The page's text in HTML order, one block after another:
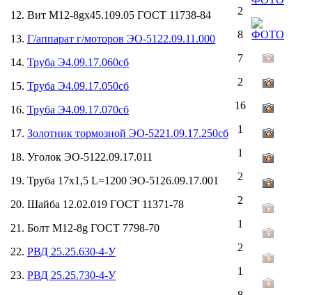
12. Вит М12-8gх45.109.05 ГОСТ 11738-84
13. Г/аппарат г/моторов ЭО-5122.09.11.000
14. Труба Э4.09.17.060сб
15. Труба Э4.09.17.050сб
16. Труба Э4.09.17.070сб
17. Золотник тормозной ЭО-5221.09.17.250сб
18. Уголок ЭО-5122.09.17.011
19. Труба 17х1,5 L=1200 ЭО-5126.09.17.001
20. Шайба 12.02.019 ГОСТ 11371-78
21. Болт М12-8g ГОСТ 7798-70
22. РВД 25.25.630-4-У
23. РВД 25.25.730-4-У
2
8
7
2
16
1
1
2
2
1
2
1